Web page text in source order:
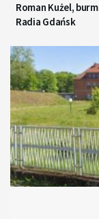
Roman Kużel,
Radia Gdańsk